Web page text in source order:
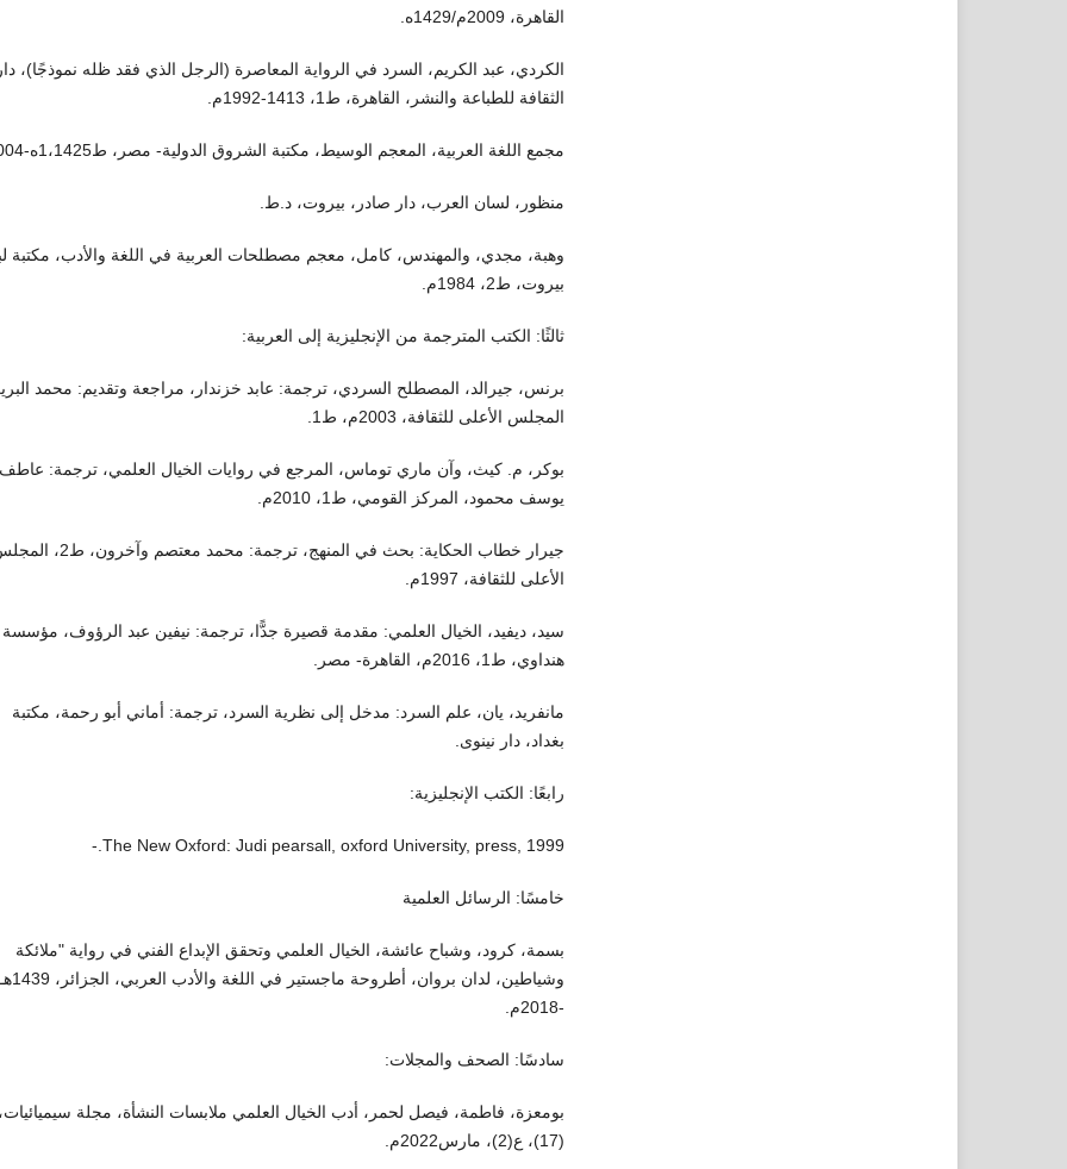
القاهرة، 2009م/1429ه.
الكردي، عبد الكريم، السرد في الرواية المعاصرة (الرجل الذي فقد ظله نموذجًا)، دار
الثقافة للطباعة والنشر، القاهرة، ط1، 1413-1992م.
مجمع اللغة العربية، المعجم الوسيط، مكتبة الشروق الدولية- مصر، ط1،1425ه-2004م.
منظور، لسان العرب، دار صادر، بيروت، د.ط.
وهبة، مجدي، والمهندس، كامل، معجم مصطلحات العربية في اللغة والأدب، مكتبة
بيروت، ط2، 1984م.
ثالثًا: الكتب المترجمة من الإنجليزية إلى العربية:
برنس، جيرالد، المصطلح السردي، ترجمة: عابد خزندار، مراجعة وتقديم: محمد
المجلس الأعلى للثقافة، 2003م، ط1.
بوكر، م. كيث، وآن ماري توماس، المرجع في روايات الخيال العلمي، ترجمة: عاطف
يوسف محمود، المركز القومي، ط1، 2010م.
جيرار خطاب الحكاية: بحث في المنهج، ترجمة: محمد معتصم وآخرون،
الأعلى للثقافة، 1997م.
سيد، ديفيد، الخيال العلمي: مقدمة قصيرة جدًّا، ترجمة: نيفين عبد الرؤوف، مؤسسة
هنداوي، ط1، 2016م، القاهرة- مصر.
مانفريد، يان، علم السرد: مدخل إلى نظرية السرد، ترجمة: أماني أبو رحمة، مكتبة
بغداد، دار نينوى.
رابعًا: الكتب الإنجليزية:
The New Oxford: Judi pearsall, oxford University, press, 1999.-
خامسًا: الرسائل العلمية
بسمة، كرود، وشباح عائشة، الخيال العلمي وتحقق الإبداع الفني في رواية "ملائكة
وشياطين، لدان بروان، أطروحة ماجستير في اللغة والأدب العربي، الجزائر، 1439هـ
-2018م.
سادسًا: الصحف والمجلات:
بومعزة، فاطمة، فيصل لحمر، أدب الخيال العلمي ملابسات النشأة، مجلة
(17)، ع(2)، مارس2022م.